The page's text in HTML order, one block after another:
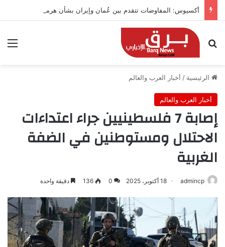
أكسيوس: المفاوضات تتقدم بين عُمان وإيران بشأن هرمز
بحث عن
الرئيسية / أخبار العرب والعالم
أخبار العرب والعالم
إصابة 7 فلسطينيين جراء اعتداءات
الاحتلال ومستوطنين في الضفة
الغربية
admincp 18 أكتوبر، 2025 0
136 دقيقة واحدة